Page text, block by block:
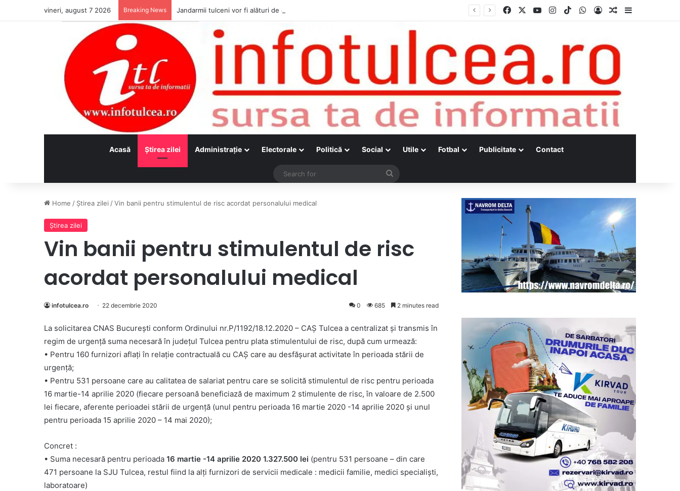
vineri, august 7 2026 Breaking News Jandarmii tulceni vor fi alături de cetățenii care vor lua parte la Festivalul Folk Țestos Facebook YouTubeInstagram
TikTokWhatsApp
Log InRandom Article
Acasă Ştirea zilei Administraţie Electorale Politică Social Utile Fotbal Publicitate Contact
Search
Home / Ştirea zilei /Vin banii pentru stimulentul de risc acordat personalului medical
Ştirea zilei
Vin banii pentru stimulentul de risc
acordat personalului medical
infotulcea.ro 22 decembrie 2020 0 685 2 minutes read
La solicitarea CNAS București conform Ordinului nr.P/1192/18.12.2020 – CAŞ Tulcea a centralizat și transmis în
regim de urgență suma necesară în județul Tulcea pentru plata stimulentului de risc, după cum urmează:
• Pentru 160 furnizori aflaţi în relație contractuală cu CAŞ care au desfășurat activitate în perioada stării de
urgență;
• Pentru 531 persoane care au calitatea de salariat pentru care se solicită stimulentul de risc pentru perioada
16 martie-14 aprilie 2020 (fiecare persoană beneficiază de maximum 2 stimulente de risc, în valoare de 2.500
lei fiecare, aferente perioadei stării de urgență (unul pentru perioada 16 martie 2020 -14 aprilie 2020 și unul
pentru perioada 15 aprilie 2020 – 14 mai 2020);
Concret :
• Suma necesară pentru perioada 16 martie -14 aprilie 2020 1.327.500 lei (pentru 531 persoane – din care
471 persoane la SJU Tulcea, restul fiind la alți furnizori de servicii medicale : medicii familie, medici specialiști,
laboratoare)